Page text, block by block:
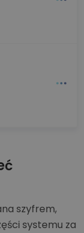
szyfrem,
systemu za